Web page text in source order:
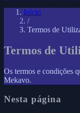
Início
/
Termos de
Termos de
Os termos e condições
Mekavo.
Nesta página